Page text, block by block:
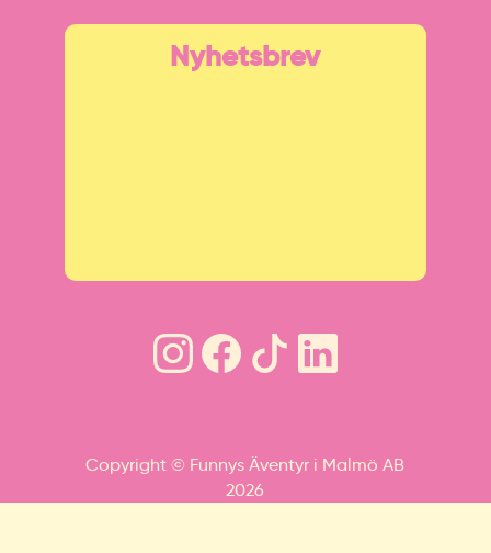
Nyhetsbrev
Copyright © Funnys Äventyr i Malmö AB
2026